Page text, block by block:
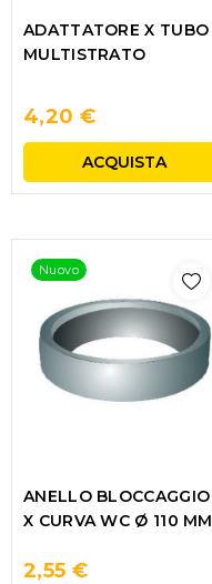
ADATTATORE X TUBO
MULTISTRATO
4,20 €
ACQUISTA
Nuovo
ANELLO BLOCCAGGIO
X CURVA WC Ø 110 MM
2,55 €